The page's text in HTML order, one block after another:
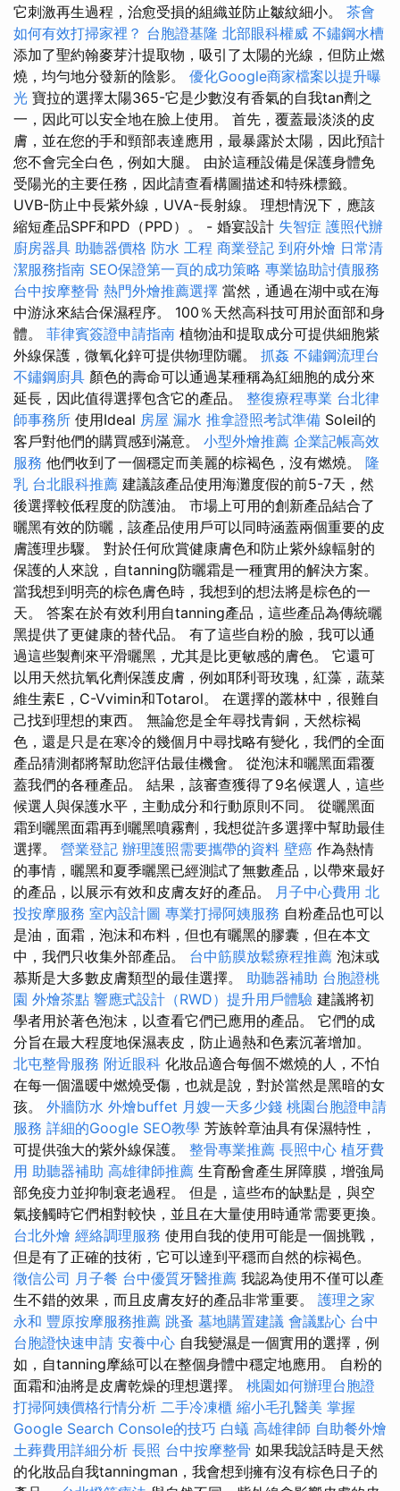
它刺激再生過程，治愈受損的組織並防止皺紋細小。 茶會
如何有效打掃家裡？ 台胞證基隆 北部眼科權威 不鏽鋼水槽
添加了聖約翰麥芽汁提取物，吸引了太陽的光線，但防止燃
燒，均勻地分發新的陰影。 優化Google商家檔案以提升曝
光 寶拉的選擇太陽365-它是少數沒有香氣的自我tan劑之
一，因此可以安全地在臉上使用。 首先，覆蓋最淡淡的皮
膚，並在您的手和頸部表達應用，最暴露於太陽，因此預計
您不會完全白色，例如大腿。 由於這種設備是保護身體免
受陽光的主要任務，因此請查看構圖描述和特殊標籤。
UVB-防止中長紫外線，UVA-長射線。 理想情況下，應該
縮短產品SPF和PD（PPD）。 - 婚宴設計 失智症 護照代辦
廚房器具 助聽器價格 防水 工程 商業登記 到府外燴 日常清
潔服務指南 SEO保證第一頁的成功策略 專業協助討債服務
台中按摩整骨 熱門外燴推薦選擇 當然，通過在湖中或在海
中游泳來結合保濕程序。 100％天然高科技可用於面部和身
體。 菲律賓簽證申請指南 植物油和提取成分可提供細胞紫
外線保護，微氧化鋅可提供物理防曬。 抓姦 不鏽鋼流理台
不鏽鋼廚具 顏色的壽命可以通過某種稱為紅細胞的成分來
延長，因此值得選擇包含它的產品。 整復療程專業 台北律
師事務所 使用Ideal 房屋 漏水 推拿證照考試準備 Soleil的
客戶對他們的購買感到滿意。 小型外燴推薦 企業記帳高效
服務 他們收到了一個穩定而美麗的棕褐色，沒有燃燒。 隆
乳 台北眼科推薦 建議該產品使用海灘度假的前5-7天，然
後選擇較低程度的防護油。 市場上可用的創新產品結合了
曬黑有效的防曬，該產品使用戶可以同時涵蓋兩個重要的皮
膚護理步驟。 對於任何欣賞健康膚色和防止紫外線輻射的
保護的人來說，自tanning防曬霜是一種實用的解決方案。
當我想到明亮的棕色膚色時，我想到的想法將是棕色的一
天。 答案在於有效利用自tanning產品，這些產品為傳統曬
黑提供了更健康的替代品。 有了這些自粉的臉，我可以通
過這些製劑來平滑曬黑，尤其是比更敏感的膚色。 它還可
以用天然抗氧化劑保護皮膚，例如耶利哥玫瑰，紅藻，蔬菜
維生素E，C-Vvimin和Totarol。 在選擇的叢林中，很難自
己找到理想的東西。 無論您是全年尋找青銅，天然棕褐
色，還是只是在寒冷的幾個月中尋找略有變化，我們的全面
產品猜測都將幫助您評估最佳機會。 從泡沫和曬黑面霜覆
蓋我們的各種產品。 結果，該審查獲得了9名候選人，這些
候選人與保護水平，主動成分和行動原則不同。 從曬黑面
霜到曬黑面霜再到曬黑噴霧劑，我想從許多選擇中幫助最佳
選擇。 營業登記 辦理護照需要攜帶的資料 壁癌 作為熱情
的事情，曬黑和夏季曬黑已經測試了無數產品，以帶來最好
的產品，以展示有效和皮膚友好的產品。 月子中心費用 北
投按摩服務 室內設計圖 專業打掃阿姨服務 自粉產品也可以
是油，面霜，泡沫和布料，但也有曬黑的膠囊，但在本文
中，我們只收集外部產品。 台中筋膜放鬆療程推薦 泡沫或
慕斯是大多數皮膚類型的最佳選擇。 助聽器補助 台胞證桃
園 外燴茶點 響應式設計（RWD）提升用戶體驗 建議將初
學者用於著色泡沫，以查看它們已應用的產品。 它們的成
分旨在最大程度地保濕表皮，防止過熱和色素沉著增加。
北屯整骨服務 附近眼科 化妝品適合每個不燃燒的人，不怕
在每一個溫暖中燃燒受傷，也就是說，對於當然是黑暗的女
孩。 外牆防水 外燴buffet 月嫂一天多少錢 桃園台胞證申請
服務 詳細的Google SEO教學 芳族幹章油具有保濕特性，
可提供強大的紫外線保護。 整骨專業推薦 長照中心 植牙費
用 助聽器補助 高雄律師推薦 生育酚會產生屏障膜，增強局
部免疫力並抑制衰老過程。 但是，這些布的缺點是，與空
氣接觸時它們相對較快，並且在大量使用時通常需要更換。
台北外燴 經絡調理服務 使用自我的使用可能是一個挑戰，
但是有了正確的技術，它可以達到平穩而自然的棕褐色。
徵信公司 月子餐 台中優質牙醫推薦 我認為使用不僅可以產
生不錯的效果，而且皮膚友好的產品非常重要。 護理之家
永和 豐原按摩服務推薦 跳蚤 墓地購置建議 會議點心 台中
台胞證快速申請 安養中心 自我變濕是一個實用的選擇，例
如，自tanning摩絲可以在整個身體中穩定地應用。 自粉的
面霜和油將是皮膚乾燥的理想選擇。 桃園如何辦理台胞證
打掃阿姨價格行情分析 二手冷凍櫃 縮小毛孔醫美 掌握
Google Search Console的技巧 白蟻 高雄律師 自助餐外燴
土葬費用詳細分析 長照 台中按摩整骨 如果我說話時是天然
的化妝品自我tanningman，我會想到擁有沒有棕色日子的